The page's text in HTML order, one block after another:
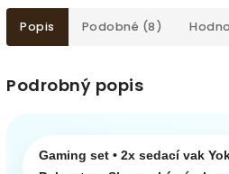
Popis Podobné (8)
Podrobný popis
Gaming set • 2x sedací vak